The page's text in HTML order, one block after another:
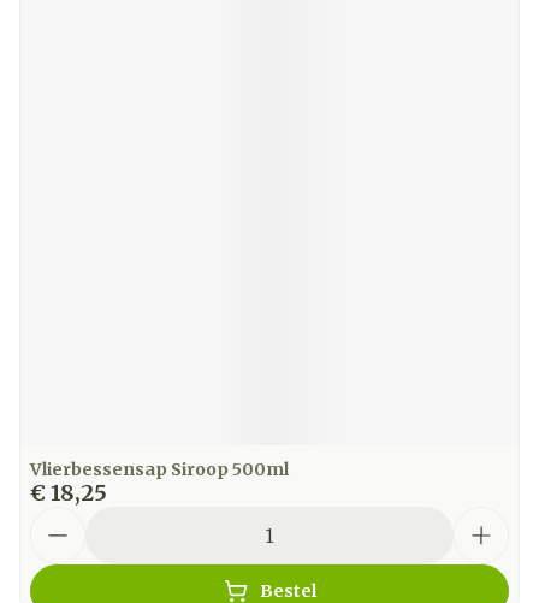
Vlierbessensap Siroop 500ml
€ 18,25
Bestel